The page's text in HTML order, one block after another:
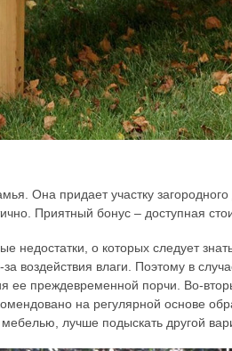
Она придает участку
Приятный бонус – доступная
недостатки, о которых следует
воздействия влаги. Поэтому в
ее преждевременной порчи. Во-
на регулярной основе
лучше подыскать другой